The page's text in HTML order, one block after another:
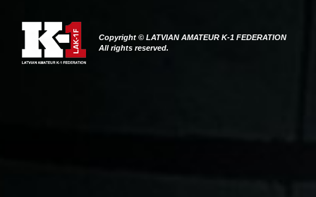
Copyright © LATVIAN AMATEUR K-1 FEDERATION
All rights reserved.